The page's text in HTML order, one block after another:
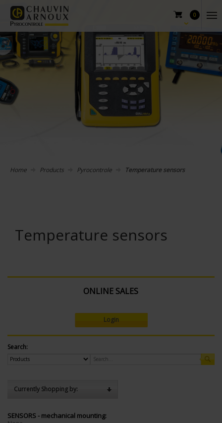
0
Home Products Pyrocontrole Temperature sensors
Temperature sensors
ONLINE SALES
Login
Search:
Currently Shopping by:
SENSORS - mechanical mounting: